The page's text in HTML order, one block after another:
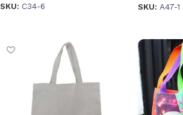
SKU: C34-6 SKU: A47-1